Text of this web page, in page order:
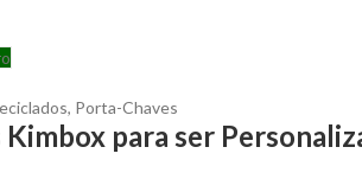
, Porta-Chaves
para ser